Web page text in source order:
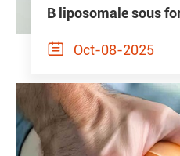
B liposomale sous
 Oct-08-2025